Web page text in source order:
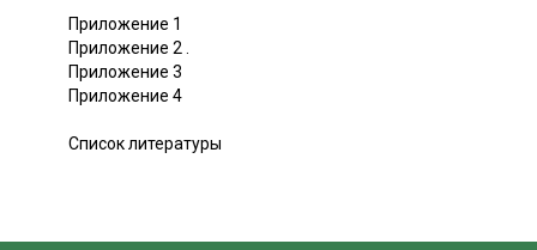
Приложение 1
Приложение 2 .
Приложение 3
Приложение 4
Список литературы